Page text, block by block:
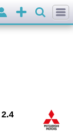
Додати
оголошення